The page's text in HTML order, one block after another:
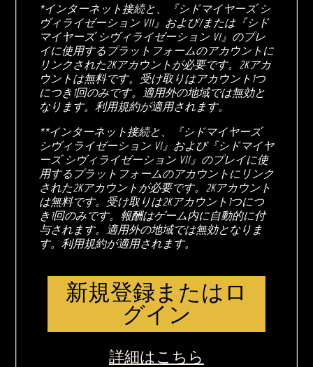
*インターネット接続と、『シドマイヤーズ シ
ヴィライゼーション VII』および/または『シド
マイヤーズ シヴィライゼーション VI』のプレ
イに使用するプラットフォームのアカウントに
リンクされた2Kアカウントが必要です。2Kアカ
ウントは無料です。受け取りはアカウント1つ
につき1回のみです。適用外の地域では無効と
なります。利用規約が適用されます。
**インターネット接続と、『シドマイヤーズ
シヴィライゼーション VI』および『シドマイヤ
ーズ シヴィライゼーション VII』のプレイに使
用するプラットフォームのアカウントにリンク
された2Kアカウントが必要です。2Kアカウント
は無料です。受け取りは2Kアカウント1つにつ
き1回のみです。報酬はゲーム内に自動的に付
与されます。適用外の地域では無効となりま
す。利用規約が適用されます。
新規登録またはロ
グイン
詳細はこちら